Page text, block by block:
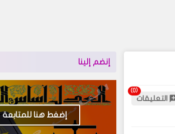
التعليقات
إنضم إلينا
إضغط هنا للمتابعة